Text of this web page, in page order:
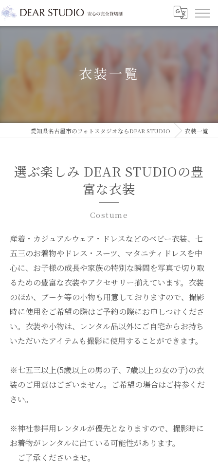
衣装一覧
愛知県名古屋市のフォトスタジオならDEAR STUDIO 衣装一覧
選ぶ楽しみ DEAR STUDIOの豊
富な衣装
Costume
産着・カジュアルウェア・ドレスなどのベビー衣装、七
五三のお着物やドレス・スーツ、マタニティドレスを中
心に、お子様の成長や家族の特別な瞬間を写真で切り取
るための豊富な衣装やアクセサリー揃えています。衣装
のほか、ブーケ等の小物も用意しておりますので、撮影
時に使用をご希望の際はご予約の際にお申しつけくださ
い。衣装や小物は、レンタル品以外にご自宅からお持ち
いただいたアイテムも撮影に使用することができます。
※七五三以上(5歳以上の男の子、7歳以上の女の子)の衣
装のご用意はございません。ご希望の場合はご持参くだ
さい。
※神社参拝用レンタルが優先となりますので、撮影時に
お着物がレンタルに出ている可能性があります。
ご了承くださいませ。